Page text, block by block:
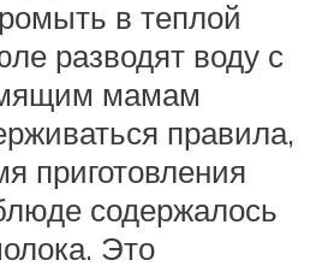
в теплой
разводят воду с
мамам
правила,
приготовления
содержалось
Это